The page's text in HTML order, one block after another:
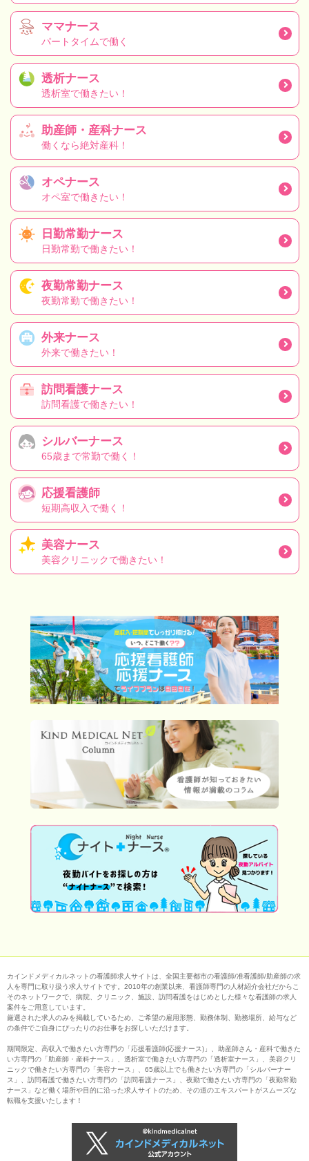
ママナース
パートタイムで働く
透析ナース
透析室で働きたい！
助産師・産科ナース
働くなら絶対産科！
オペナース
オペ室で働きたい！
日勤常勤ナース
日勤常勤で働きたい！
夜勤常勤ナース
夜勤常勤で働きたい！
外来ナース
外来で働きたい！
訪問看護ナース
訪問看護で働きたい！
シルバーナース
65歳まで常勤で働く！
応援看護師
短期高収入で働く！
美容ナース
美容クリニックで働きたい！
カインドメディカルネットの看護師求人サイトは、全国主要都市の看護師/准看護師/助産師の求
人を専門に取り扱う求人サイトです。2010年の創業以来、看護師専門の人材紹介会社だからこ
そのネットワークで、病院、クリニック、施設、訪問看護をはじめとした様々な看護師の求人
案件をご用意しています。
厳選された求人のみを掲載しているため、ご希望の雇用形態、勤務体制、勤務場所、給与など
の条件でご自身にぴったりのお仕事をお探しいただけます。
期間限定、高収入で働きたい方専門の「応援看護師(応援ナース)」、助産師さん・産科で働きた
い方専門の「助産師・産科ナース」、透析室で働きたい方専門の「透析室ナース」、美容クリ
ニックで働きたい方専門の「美容ナース」、65歳以上でも働きたい方専門の「シルバーナー
ス」、訪問看護で働きたい方専門の「訪問看護ナース」、夜勤で働きたい方専門の「夜勤常勤
ナース」など働く場所や目的に沿った求人サイトのため、その道のエキスパートがスムーズな
転職を支援いたします！